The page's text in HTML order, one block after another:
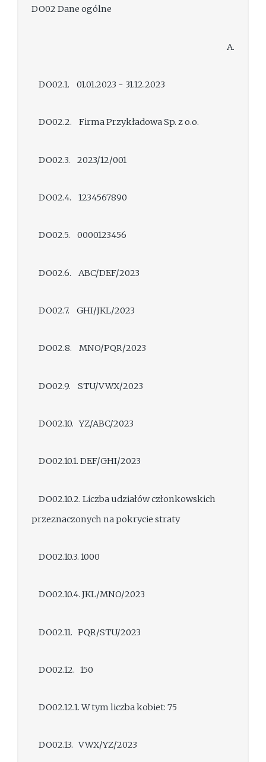
DO02 Dane ogólne
A.
DO02.1. 01.01.2023 - 31.12.2023
DO02.2. Firma Przykładowa Sp. z o.o.
DO02.3. 2023/12/001
DO02.4. 1234567890
DO02.5. 0000123456
DO02.6. ABC/DEF/2023
DO02.7. GHI/JKL/2023
DO02.8. MNO/PQR/2023
DO02.9. STU/VWX/2023
DO02.10. YZ/ABC/2023
DO02.10.1. DEF/GHI/2023
DO02.10.2. Liczba udziałów członkowskich
przeznaczonych na pokrycie straty
DO02.10.3. 1000
DO02.10.4. JKL/MNO/2023
DO02.11. PQR/STU/2023
DO02.12. 150
DO02.12.1. W tym liczba kobiet: 75
DO02.13. VWX/YZ/2023